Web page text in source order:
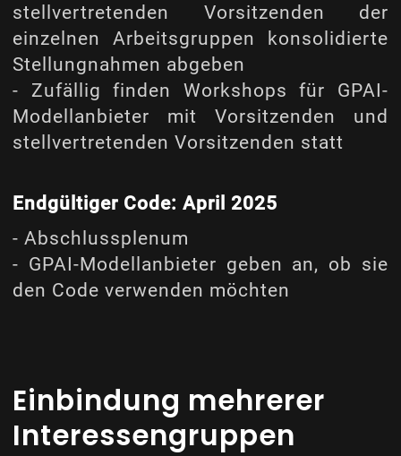
stellvertretenden Vorsitzenden der
einzelnen Arbeitsgruppen konsolidierte
Stellungnahmen abgeben
- Zufällig finden Workshops für GPAI-
Modellanbieter mit Vorsitzenden und
stellvertretenden Vorsitzenden statt
Endgültiger Code: April 2025
- Abschlussplenum
- GPAI-Modellanbieter geben an, ob sie
den Code verwenden möchten
Einbindung mehrerer
Interessengruppen